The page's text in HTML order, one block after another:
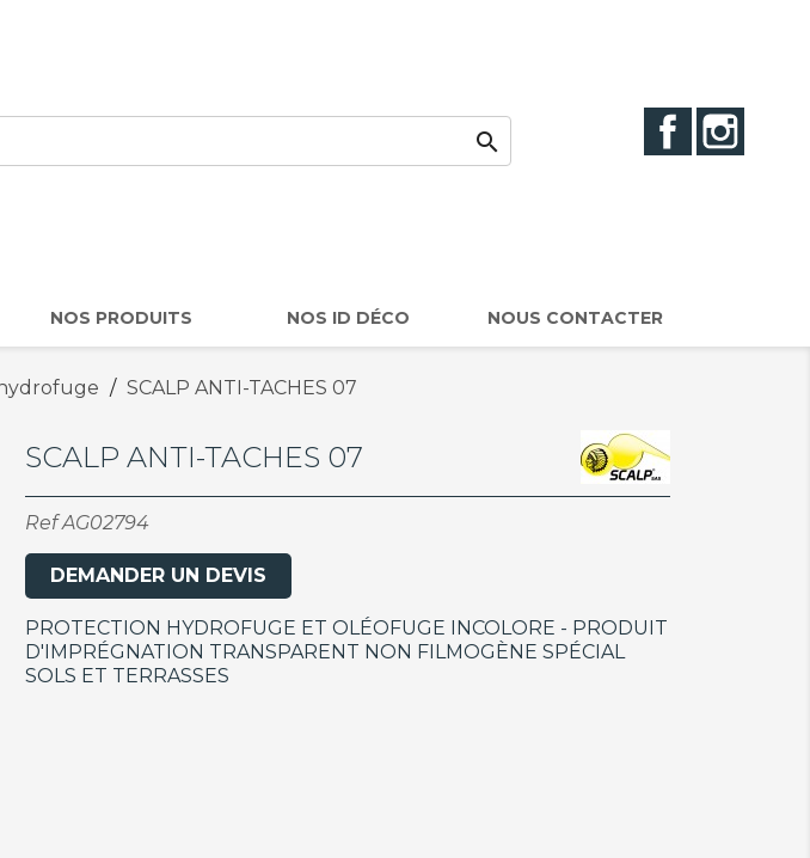

Facebook
NOS PRODUITS NOS ID DÉCO NOUS CONTACTER
hydrofuge SCALP ANTI-TACHES 07
SCALP ANTI-TACHES 07
Ref AG02794
DEMANDER UN DEVIS
PROTECTION HYDROFUGE ET OLÉOFUGE INCOLORE - PRODUIT
D'IMPRÉGNATION TRANSPARENT NON FILMOGÈNE SPÉCIAL
SOLS ET TERRASSES